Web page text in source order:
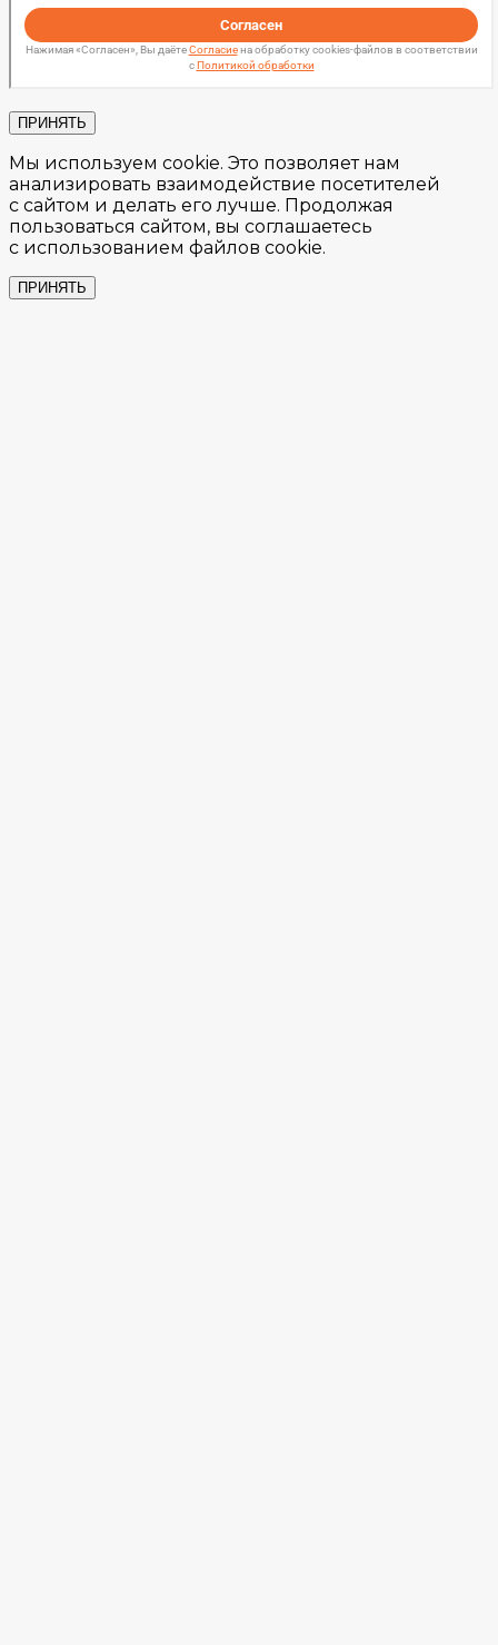
ПРИНЯТЬ
Мы используем cookie. Это позволяет нам
анализировать взаимодействие посетителей
с сайтом и делать его лучше. Продолжая
пользоваться сайтом, вы соглашаетесь
с использованием файлов cookie.
ПРИНЯТЬ